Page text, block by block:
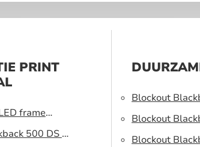
PRINT
frame
500 DS –
Blockout
Blockout
320 DS –
Blockout